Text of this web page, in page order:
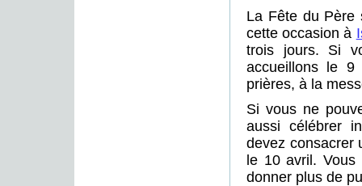
La Fête du Père
cette occasion à
trois jours. Si
accueillons le
prières, à la
Si vous ne
aussi célébrer
devez consacrer
le 10 avril.
donner plus de